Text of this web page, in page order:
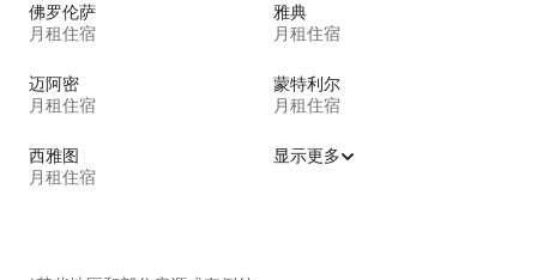
佛罗伦萨
月租住宿
雅典
月租住宿
迈阿密
月租住宿
蒙特利尔
月租住宿
西雅图
月租住宿
显示更多